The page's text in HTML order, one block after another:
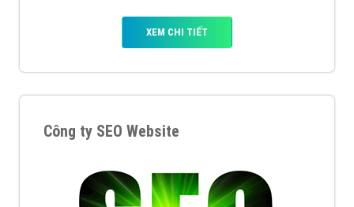
XEM CHI TIẾT
Công ty SEO Website